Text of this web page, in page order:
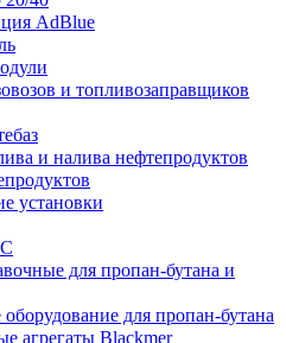
AdBlue
и топливозаправщиков
и налива нефтепродуктов
установки
для пропан-бутана и
для пропан-бутана
агрегаты Blackmer